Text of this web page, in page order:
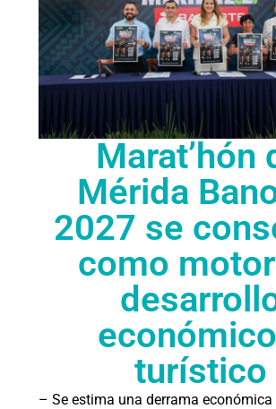
Marat’hón
Mérida
2027 se
como
turístico
– Se estima una derrama